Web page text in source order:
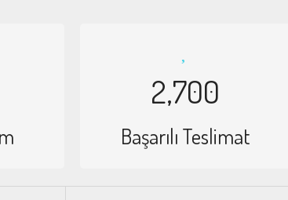
2,700
Başarılı Teslimat